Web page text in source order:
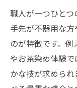
職人が一つひとつ
手先が不器用な
のが特徴です。
やお茶染め体験
かな技が求めら